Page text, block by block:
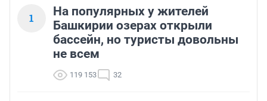
1
На популярных у жителей
Башкирии озерах открыли
бассейн, но туристы довольны
не всем
119 153 32